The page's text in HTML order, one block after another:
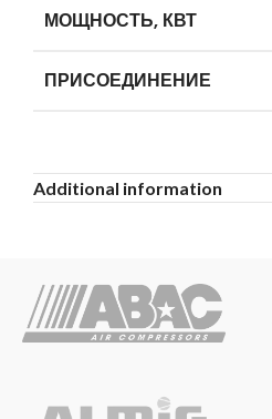
МОЩНОСТЬ, КВТ
ПРИСОЕДИНЕНИЕ
Additional information